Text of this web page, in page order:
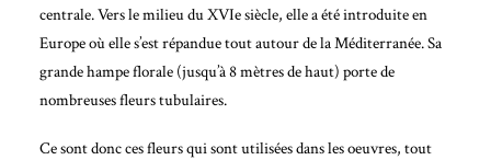
centrale. Vers le milieu du XVIe siècle, elle a été introduite en
Europe où elle s’est répandue tout autour de la Méditerranée. Sa
grande hampe florale (jusqu’à 8 mètres de haut) porte de
nombreuses fleurs tubulaires.
Ce sont donc ces fleurs qui sont utilisées dans les oeuvres, tout